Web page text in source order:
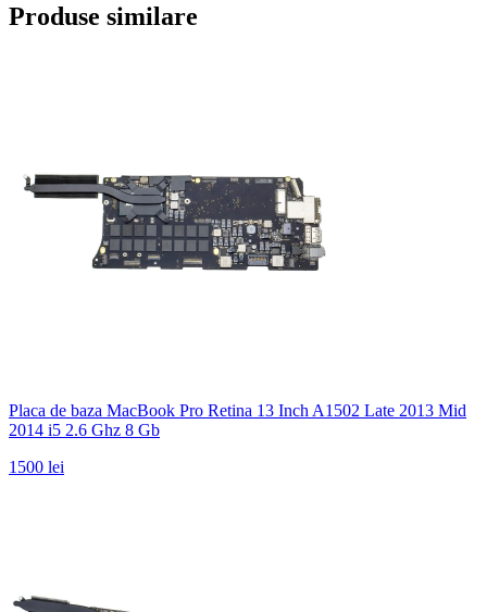
Produse similare
Placa de baza MacBook Pro Retina 13 Inch A1502 Late 2013 Mid
2014 i5 2.6 Ghz 8 Gb
1500 lei